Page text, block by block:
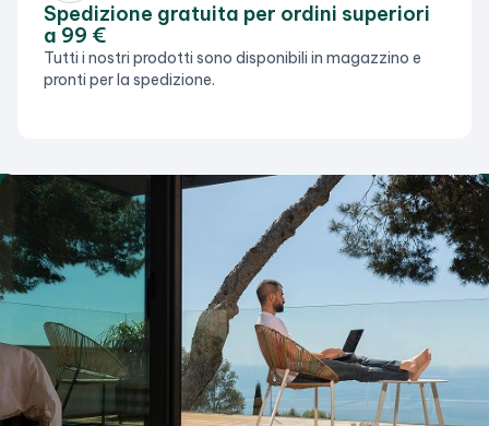
Spedizione gratuita per ordini superiori
a 99 €
Tutti i nostri prodotti sono disponibili in magazzino e
pronti per la spedizione.